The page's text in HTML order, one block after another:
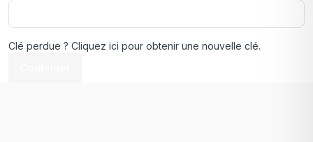
Clé perdue ? Cliquez ici pour obtenir une nouvelle clé.